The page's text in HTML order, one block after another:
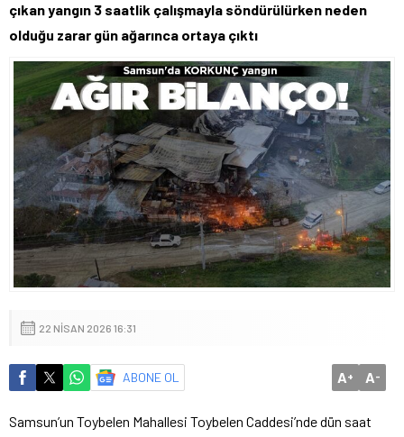
çıkan yangın 3 saatlik çalışmayla söndürülürken neden
olduğu zarar gün ağarınca ortaya çıktı
22 NISAN 2026 16:31
ABONE OL A+ A-
Samsun’un Toybelen Mahallesi Toybelen Caddesi’nde dün saat